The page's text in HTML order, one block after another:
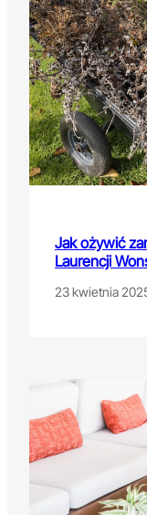
Jak ożywić
Laurencji
23 kwietnia